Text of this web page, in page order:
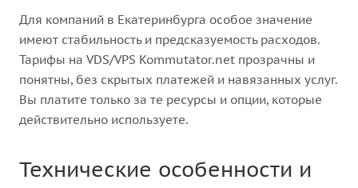
Для компаний в Екатеринбурга особое значение
имеют стабильность и предсказуемость расходов.
Тарифы на VDS/VPS Kommutator.net прозрачны и
понятны, без скрытых платежей и навязанных услуг.
Вы платите только за те ресурсы и опции, которые
действительно используете.
Технические особенности и